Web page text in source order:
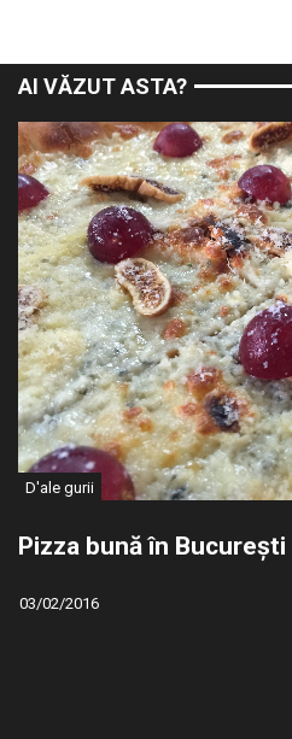
AI VĂZUT ASTA?
D'ale gurii
Pizza bună în București
03/02/2016